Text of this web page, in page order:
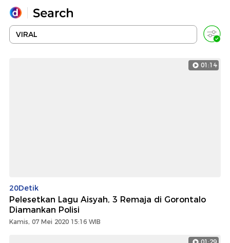
Yang sedang ramai dicari
01:14
20Detik
Pelesetkan Lagu Aisyah, 3 Remaja di Gorontalo
Diamankan Polisi
Kamis, 07 Mei 2020 15:16 WIB